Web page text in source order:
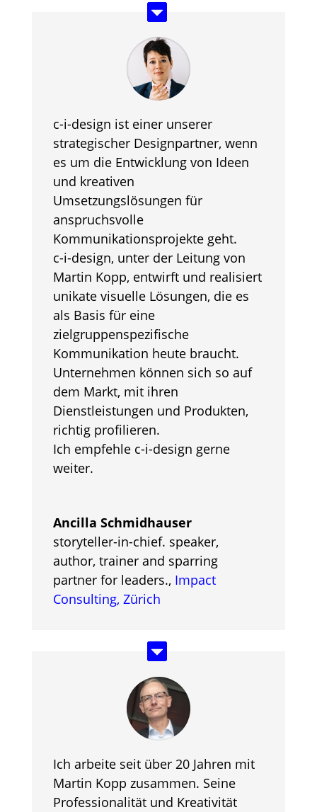
c-i-design ist einer unserer
strategischer Designpartner, wenn
es um die Entwicklung von Ideen
und kreativen
Umsetzungslösungen für
anspruchsvolle
Kommunikationsprojekte geht.
c-i-design, unter der Leitung von
Martin Kopp, entwirft und realisiert
unikate visuelle Lösungen, die es
als Basis für eine
zielgruppenspezifische
Kommunikation heute braucht.
Unternehmen können sich so auf
dem Markt, mit ihren
Dienstleistungen und Produkten,
richtig profilieren.
Ich empfehle c-i-design gerne
weiter.
Ancilla Schmidhauser
storyteller-in-chief. speaker,
author, trainer and sparring
partner for leaders., Impact
Consulting, Zürich
Ich arbeite seit über 20 Jahren mit
Martin Kopp zusammen. Seine
Professionalität und Kreativität